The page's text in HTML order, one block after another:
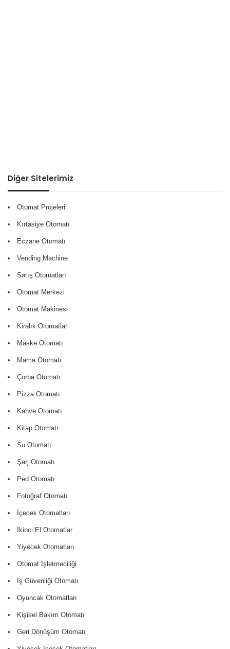
Diğer Sitelerimiz
Otomat Projeleri
Kırtasiye Otomatı
Eczane Otomatı
Vending Machine
Satış Otomatları
Otomat Merkezi
Otomat Makinesi
Kiralık Otomatlar
Maske Otomatı
Mama Otomatı
Çorba Otomatı
Pizza Otomatı
Kahve Otomatı
Kitap Otomatı
Su Otomatı
Şarj Otomatı
Ped Otomatı
Fotoğraf Otomatı
İçecek Otomatları
İkinci El Otomatlar
Yiyecek Otomatları
Otomat İşletmeciliği
İş Güvenliği Otomatı
Oyuncak Otomatları
Kişisel Bakım Otomatı
Geri Dönüşüm Otomatı